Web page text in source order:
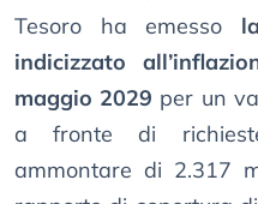
Tesoro ha emesso
indicizzato
maggio 2029 per un
a fronte di
ammontare di 2.317